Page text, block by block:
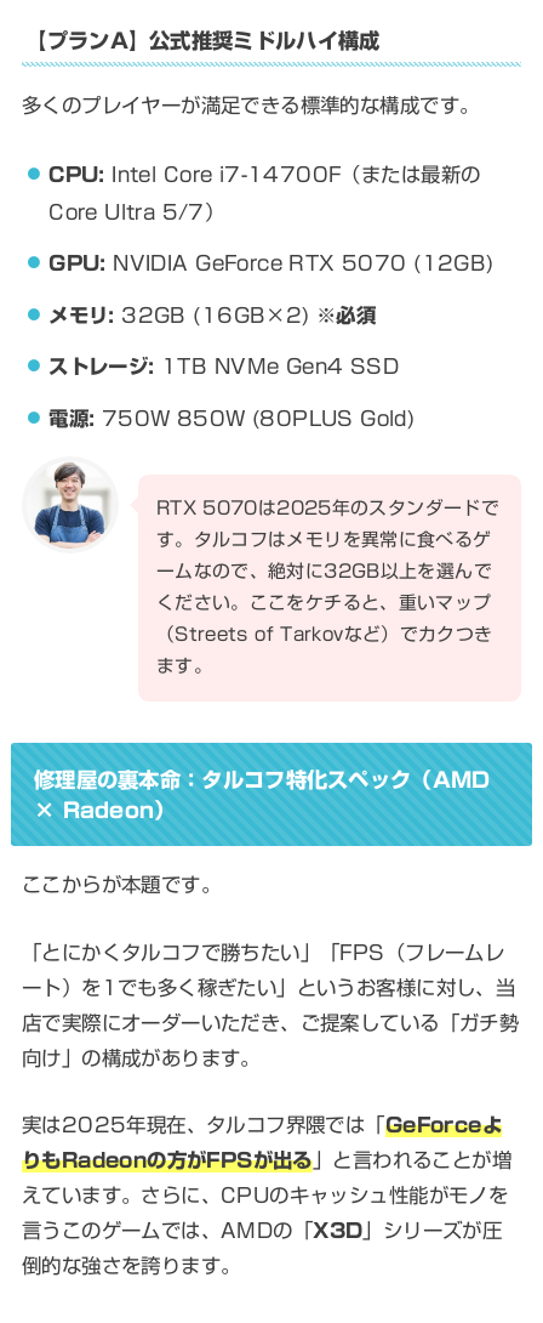
【プランA】公式推奨ミドルハイ構成
多くのプレイヤーが満足できる標準的な構成です。
CPU:
Intel Core i7-14700F（または最新の
Core Ultra 5/7）
GPU: NVIDIA GeForce RTX 5070 (12GB)
メモリ: 32GB (16GB×2) ※必須
ストレージ: 1TB NVMe Gen4 SSD
電源: 750W 850W (80PLUS Gold)
RTX 5070は2025年のスタンダードで
す。タルコフはメモリを異常に食べるゲ
ームなので、絶対に32GB以上を選んで
ください。ここをケチると、重いマップ
（Streets of Tarkovなど）でカクつき
ます。
修理屋の裏本命：タルコフ特化スペック（AMD
× Radeon）
ここからが本題です。
「とにかくタルコフで勝ちたい」「FPS（フレームレ
ート）を1でも多く稼ぎたい」というお客様に対し、当
店で実際にオーダーいただき、ご提案している「ガチ勢
向け」の構成があります。
実は2025年現在、タルコフ界隈では「GeForceよ
りもRadeonの方がFPSが出る」と言われることが増
えています。さらに、CPUのキャッシュ性能がモノを
言うこのゲームでは、AMDの「X3D 」シリーズが圧
倒的な強さを誇ります。